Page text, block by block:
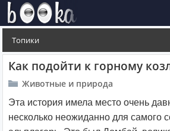
Топики
Как подойти к горному
Животные и природа
Эта история имела место очень
несколько неожиданно для самого